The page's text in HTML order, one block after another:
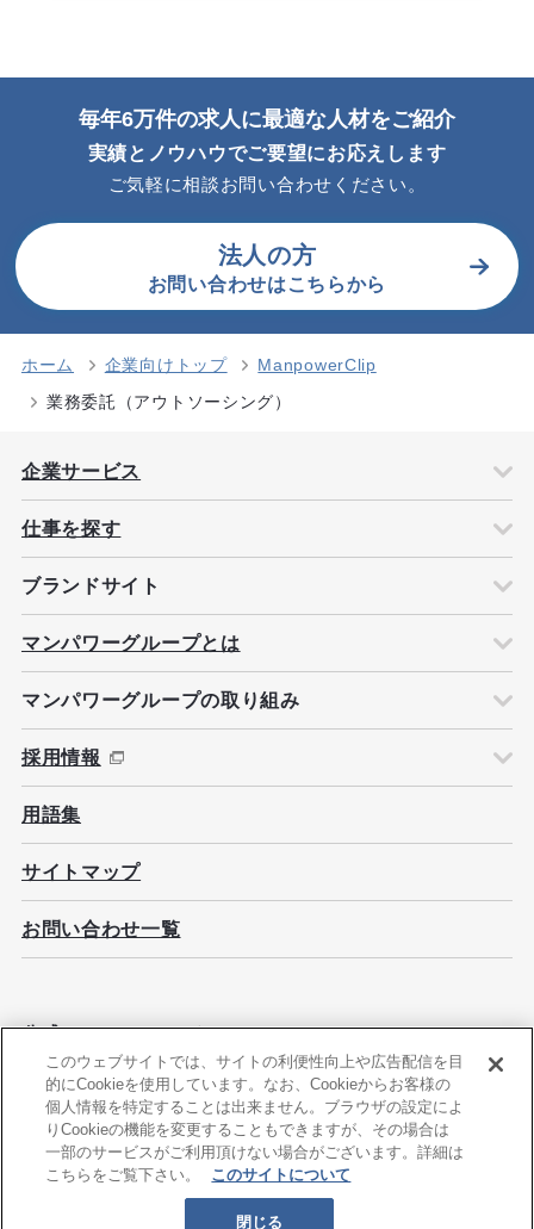
毎年6万件の求人に最適な人材をご紹介
実績とノウハウでご要望にお応えします
ご気軽に相談お問い合わせください。
法人の方
お問い合わせはこちらから
ホーム 企業向けトップ
ManpowerClip
業務委託（アウトソーシング）
企業サービス
仕事を探す
ブランドサイト
マンパワーグループとは
マンパワーグループの取り組み
採用情報
用語集
サイトマップ
お問い合わせ一覧
公式ソーシャルメディア
このサイトについて
情報セキュリティ基本方針
個人情報保護方針
個人情報の取扱いについて
人材派遣・人材紹介のマンパワーグループ
このウェブサイトでは、サイトの利便性向上や広告配信を目
的にCookieを使用しています。なお、Cookieからお客様の
個人情報を特定することは出来ません。ブラウザの設定によ
りCookieの機能を変更することもできますが、その場合は
一部のサービスがご利用頂けない場合がございます。詳細は
こちらをご覧下さい。
このサイトについて
閉じる